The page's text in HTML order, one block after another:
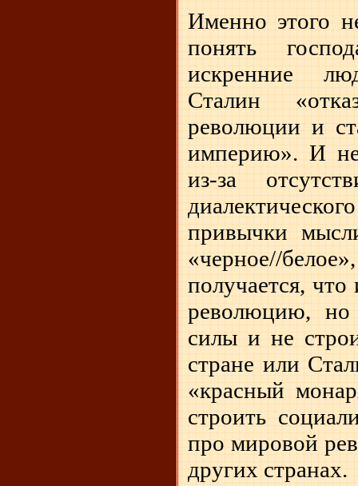
Именно этого
понять
искренние
Сталин
революции и
империю». И
из-за
привычки
«черное//
получается,
революцию, но
силы и не
стране или
«красный
строить
про мировой
других странах.